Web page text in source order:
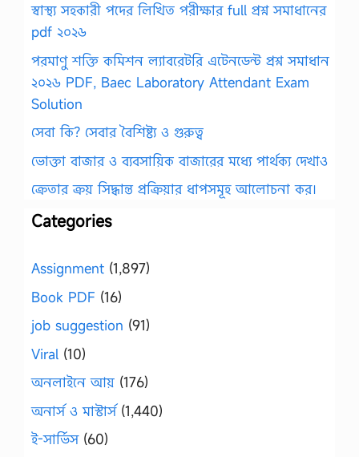
স্বাস্থ্য সহকারী পদের লিখিত পরীক্ষার full প্রশ্ন সমাধানের
pdf ২০২৬
পরমাণু শক্তি কমিশন ল্যাবরেটরি এটেনডেন্ট প্রশ্ন সমাধান
২০২৬ PDF, Baec Laboratory Attendant Exam
Solution
সেবা কি? সেবার বৈশিষ্ট্য ও গুরুত্ব
ভোক্তা বাজার ও ব্যবসায়িক বাজারের মধ্যে পার্থক্য দেখাও
ক্রেতার ক্রয় সিদ্ধান্ত প্রক্রিয়ার ধাপসমূহ আলোচনা কর।
Categories
Assignment (1,897)
Book PDF (16)
job suggestion (91)
Viral (10)
অনলাইনে আয় (176)
অনার্স ও মাস্টার্স(1,440)
ই-সার্ভিস(60)